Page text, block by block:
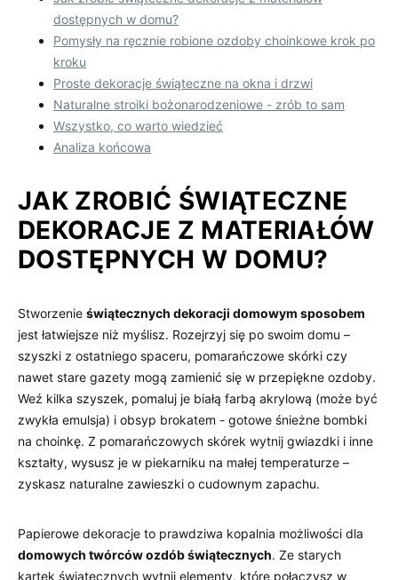
dostępnych w domu?
Pomysły na ręcznie robione ozdoby choinkowe krok ⁤po
⁣kroku
Proste dekoracje świąteczne na okna i drzwi
Naturalne stroiki bożonarodzeniowe⁤ -‌ zrób to sam
Wszystko, co warto wiedzieć
Analiza⁤ końcowa
JAK ZROBIĆ ŚWIĄTECZNE‍
DEKORACJE Z MATERIAŁÓW
DOSTĘPNYCH ​W DOMU?
Stworzenie świątecznych dekoracji domowym sposobem
jest łatwiejsze ⁢niż myślisz. Rozejrzyj się po swoim domu –
szyszki⁣ z ostatniego spaceru, ‍pomarańczowe skórki czy
nawet stare⁢ gazety mogą zamienić ‌się‌ w przepiękne ozdoby.
Weź kilka⁢ szyszek, pomaluj je białą farbą akrylową⁤ (może być
zwykła emulsja) i obsyp brokatem -‌ gotowe śnieżne ​bombki
na choinkę. Z ‍pomarańczowych skórek‍ wytnij⁣ gwiazdki ​i inne
kształty, wysusz je w piekarniku‍ na‍ małej temperaturze –
zyskasz naturalne zawieszki​ o cudownym zapachu.
Papierowe‌ dekoracje to prawdziwa kopalnia możliwości dla‍
domowych twórców ozdób świątecznych. Ze starych
kartek świątecznych wytnij elementy, które połączysz w